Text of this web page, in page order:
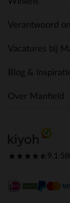
Verantwoord
Vacatures bij
Blog &
Over Manfield
9.1